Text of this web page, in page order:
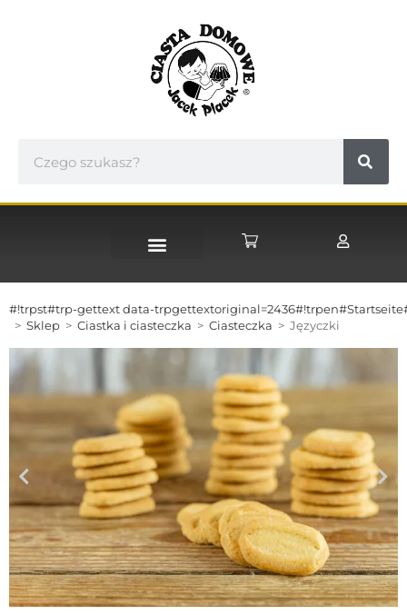
#!trpst#trp-gettext data-
> Sklep > Ciastka i ciasteczka > Ciasteczka > Języczki